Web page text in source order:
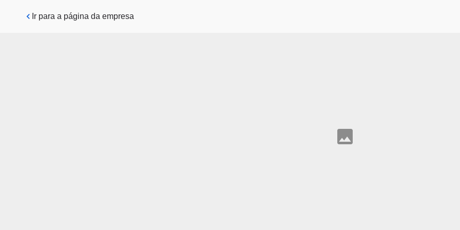
Pular para o conteúdo principal
Ir para a página da empresa